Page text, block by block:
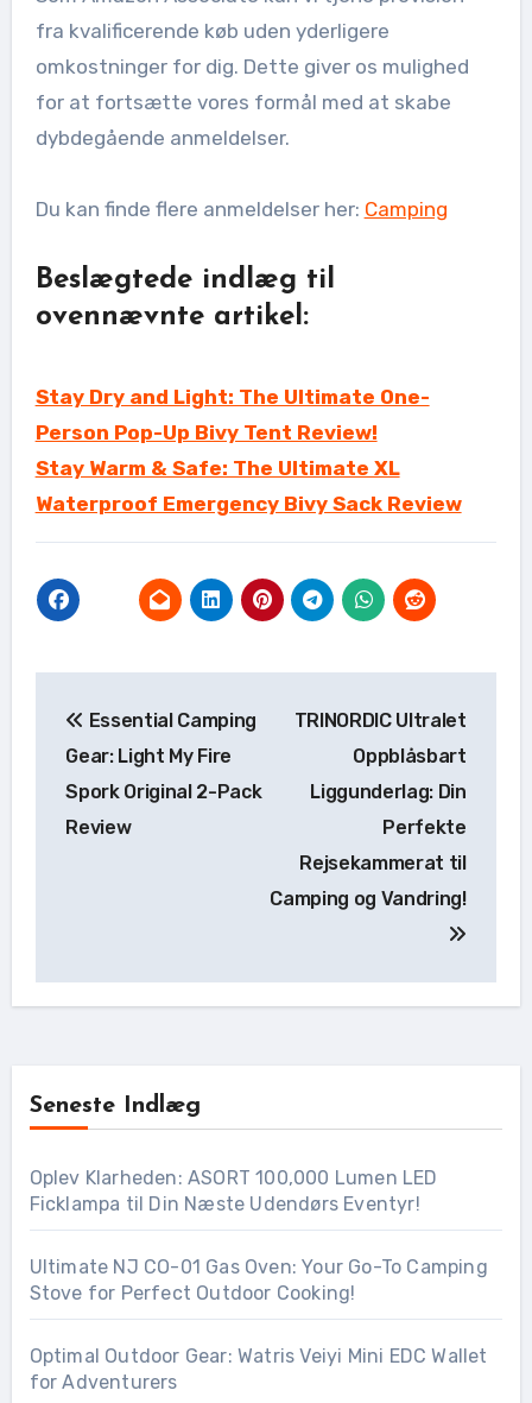
fra kvalificerende køb uden yderligere
omkostninger for dig. Dette giver os mulighed
for at fortsætte vores formål med at skabe
dybdegående anmeldelser.
Du kan finde flere anmeldelser her: Camping
Beslægtede indlæg til
ovennævnte artikel:
Stay Dry and Light: The Ultimate One-
Person Pop-Up Bivy Tent Review!
Stay Warm & Safe: The Ultimate XL
Waterproof Emergency Bivy Sack Review
Essential Camping
Gear: Light My Fire
Spork Original 2-Pack
Review
TRINORDIC Ultralet
Oppblåsbart
Liggunderlag: Din
Perfekte
Rejsekammerat til
Camping og Vandring!
Seneste Indlæg
Oplev Klarheden: ASORT 100,000 Lumen LED
Ficklampa til Din Næste Udendørs Eventyr!
Ultimate NJ CO-01 Gas Oven: Your Go-To Camping
Stove for Perfect Outdoor Cooking!
Optimal Outdoor Gear: Watris Veiyi Mini EDC Wallet
for Adventurers